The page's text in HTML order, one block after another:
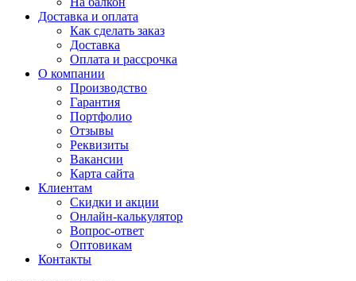
Доставка и оплата
Как сделать заказ
Доставка
Оплата и рассрочка
О компании
Производство
Гарантия
Портфолио
Отзывы
Реквизиты
Вакансии
Карта сайта
Клиентам
Скидки и акции
Онлайн-калькулятор
Вопрос-ответ
Оптовикам
Контакты